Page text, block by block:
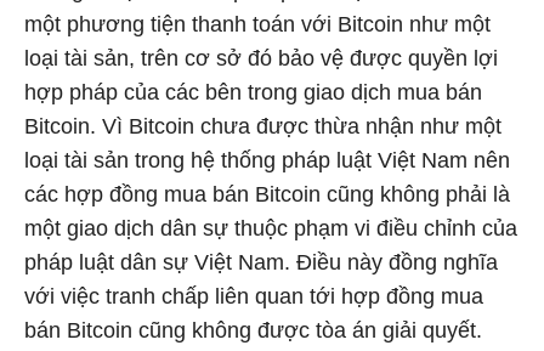
một phương tiện thanh toán với Bitcoin như một
loại tài sản, trên cơ sở đó bảo vệ được quyền lợi
hợp pháp của các bên trong giao dịch mua bán
Bitcoin. Vì Bitcoin chưa được thừa nhận như một
loại tài sản trong hệ thống pháp luật Việt Nam nên
các hợp đồng mua bán Bitcoin cũng không phải là
một giao dịch dân sự thuộc phạm vi điều chỉnh của
pháp luật dân sự Việt Nam. Điều này đồng nghĩa
với việc tranh chấp liên quan tới hợp đồng mua
bán Bitcoin cũng không được tòa án giải quyết.